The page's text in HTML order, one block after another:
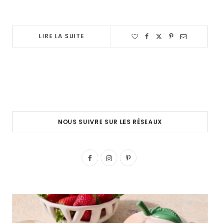
LIRE LA SUITE
NOUS SUIVRE SUR LES RÉSEAUX
F
e
I
t
P
t